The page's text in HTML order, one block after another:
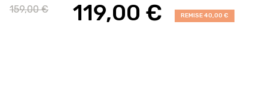
159,00 € 119,00 € REMISE 40,00 €